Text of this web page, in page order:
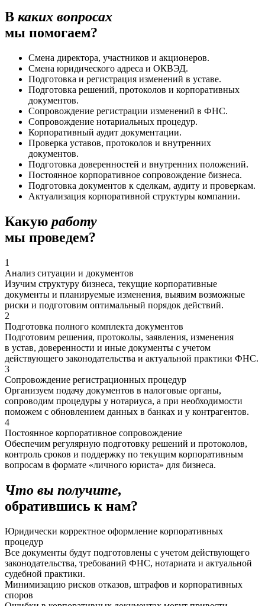
В каких вопросах
мы помогаем?
Смена директора, участников и акционеров.
Смена юридического адреса и ОКВЭД.
Подготовка и регистрация изменений в уставе.
Подготовка решений, протоколов и корпоративных
документов.
Сопровождение регистрации изменений в ФНС.
Сопровождение нотариальных процедур.
Корпоративный аудит документации.
Проверка уставов, протоколов и внутренних
документов.
Подготовка доверенностей и внутренних положений.
Постоянное корпоративное сопровождение бизнеса.
Подготовка документов к сделкам, аудиту и проверкам.
Актуализация корпоративной структуры компании.
Какую работу
мы проведем?
1
Анализ ситуации и документов
Изучим структуру бизнеса, текущие корпоративные
документы и планируемые изменения, выявим возможные
риски и подготовим оптимальный порядок действий.
2
Подготовка полного комплекта документов
Подготовим решения, протоколы, заявления, изменения
в устав, доверенности и иные документы с учетом
действующего законодательства и актуальной практики ФНС.
3
Сопровождение регистрационных процедур
Организуем подачу документов в налоговые органы,
сопроводим процедуры у нотариуса, а при необходимости
поможем с обновлением данных в банках и у контрагентов.
4
Постоянное корпоративное сопровождение
Обеспечим регулярную подготовку решений и протоколов,
контроль сроков и поддержку по текущим корпоративным
вопросам в формате «личного юриста» для бизнеса.
Что вы получите,
обратившись к нам?
Юридически корректное оформление корпоративных
процедур
Все документы будут подготовлены с учетом действующего
законодательства, требований ФНС, нотариата и актуальной
судебной практики.
Минимизацию рисков отказов, штрафов и корпоративных
споров